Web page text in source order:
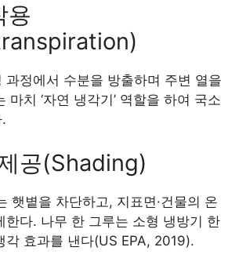
용
과정에서 수분을 방출하며 주변 열을
마치 ‘자연 냉각기’ 역할을 하여 국소
공(Shading)
햇볕을 차단하고, 지표면·건물의 온
한다. 나무 한 그루는 소형 냉방기 한
각 효과를 낸다(US EPA, 2019).